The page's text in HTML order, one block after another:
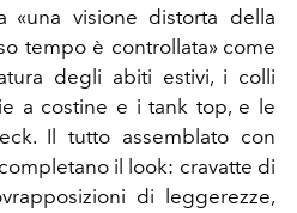
«una visione distorta della
tempo è controllata» come
degli abiti estivi, i colli
a costine e i tank top, e le
Il tutto assemblato con
il look: cravatte di
di leggerezze,